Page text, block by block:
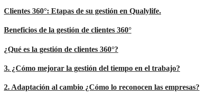
Clientes 360°: Etapas de su gestión en Qualylife.
Beneficios de la gestión de clientes 360°
¿Qué es la gestión de clientes 360°?
3. ¿Cómo mejorar la gestión del tiempo en el trabajo?
2. Adaptación al cambio ¿Cómo lo reconocen las empresas?